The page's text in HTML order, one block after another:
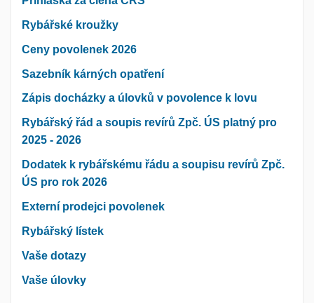
Rybářské kroužky
Ceny povolenek 2026
Sazebník kárných opatření
Zápis docházky a úlovků v povolence k lovu
Rybářský řád a soupis revírů Zpč. ÚS platný pro
2025 - 2026
Dodatek k rybářskému řádu a soupisu revírů Zpč.
ÚS pro rok 2026
Externí prodejci povolenek
Rybářský lístek
Vaše dotazy
Vaše úlovky